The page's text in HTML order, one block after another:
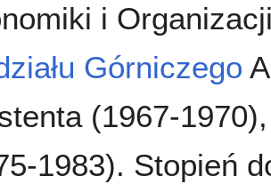
i
Górniczego
(1967-
1983). Stopień